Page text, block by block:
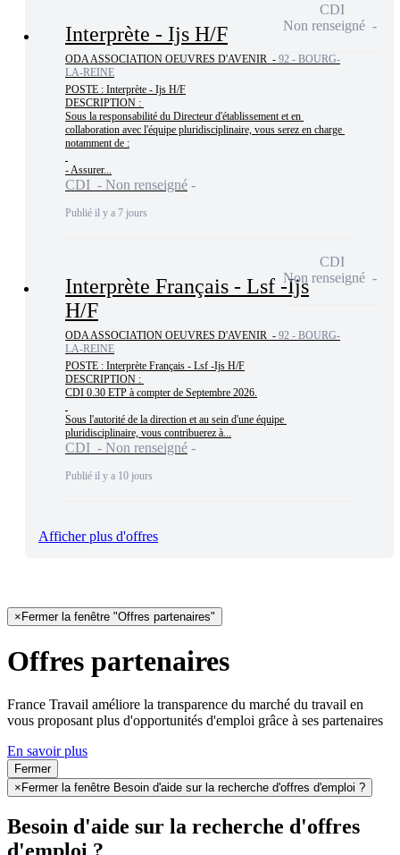
Interprète - Ijs H/F
ODA ASSOCIATION OEUVRES D'AVENIR - 92 - BOURG-
LA-REINE
POSTE : Interprète - Ijs H/F
DESCRIPTION :
Sous la responsabilité du Directeur d'établissement et en
collaboration avec l'équipe pluridisciplinaire, vous serez en charge
notamment de :
- Assurer...
CDI - Non renseigné
Publié il y a 7 jours
CDI
Non renseigné
Interprète Français - Lsf -Ijs
H/F
ODA ASSOCIATION OEUVRES D'AVENIR - 92 - BOURG-
LA-REINE
POSTE : Interprète Français - Lsf -Ijs H/F
DESCRIPTION :
CDI 0.30 ETP à compter de Septembre 2026.
Sous l'autorité de la direction et au sein d'une équipe
pluridisciplinaire, vous contribuerez à...
CDI - Non renseigné
Publié il y a 10 jours
CDI
Non renseigné
Afficher plus d'offres
×Fermer la fenêtre "Offres partenaires"
Offres partenaires
France Travail améliore la transparence du marché du travail en
vous proposant plus d'opportunités d'emploi grâce à ses partenaires
En savoir plus
Fermer
× Fermer la fenêtre Besoin d'aide sur la recherche d'offres d'emploi ?
Besoin d'aide sur la recherche d'offres